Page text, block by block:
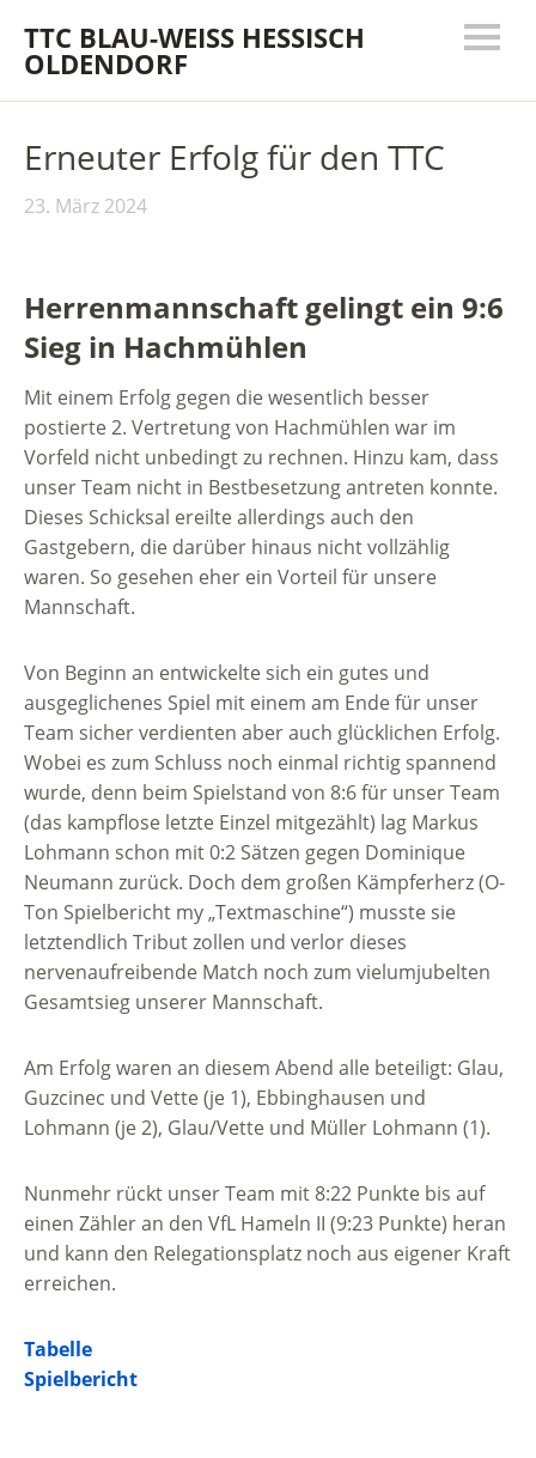
TTC BLAU-WEISS HESSISCH
OLDENDORF
Erneuter Erfolg für den TTC
23. März 2024
Herrenmannschaft gelingt ein 9:6
Sieg in Hachmühlen
Mit einem Erfolg gegen die wesentlich besser
postierte 2. Vertretung von Hachmühlen war im
Vorfeld nicht unbedingt zu rechnen. Hinzu kam, dass
unser Team nicht in Bestbesetzung antreten konnte.
Dieses Schicksal ereilte allerdings auch den
Gastgebern, die darüber hinaus nicht vollzählig
waren. So gesehen eher ein Vorteil für unsere
Mannschaft.
Von Beginn an entwickelte sich ein gutes und
ausgeglichenes Spiel mit einem am Ende für unser
Team sicher verdienten aber auch glücklichen Erfolg.
Wobei es zum Schluss noch einmal richtig spannend
wurde, denn beim Spielstand von 8:6 für unser Team
(das kampflose letzte Einzel mitgezählt) lag Markus
Lohmann schon mit 0:2 Sätzen gegen Dominique
Neumann zurück. Doch dem großen Kämpferherz (O-
Ton Spielbericht my „Textmaschine“) musste sie
letztendlich Tribut zollen und verlor dieses
nervenaufreibende Match noch zum vielumjubelten
Gesamtsieg unserer Mannschaft.
Am Erfolg waren an diesem Abend alle beteiligt: Glau,
Guzcinec und Vette (je 1), Ebbinghausen und
Lohmann (je 2), Glau/Vette und Müller Lohmann (1).
Nunmehr rückt unser Team mit 8:22 Punkte bis auf
einen Zähler an den VfL Hameln II (9:23 Punkte) heran
und kann den Relegationsplatz noch aus eigener Kraft
erreichen.
Tabelle
Spielbericht